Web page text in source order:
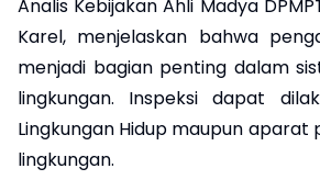
Analis Kebijakan Ahli Madya
Karel, menjelaskan bahwa
menjadi bagian penting dalam
lingkungan. Inspeksi dapat
Lingkungan Hidup maupun aparat
lingkungan.